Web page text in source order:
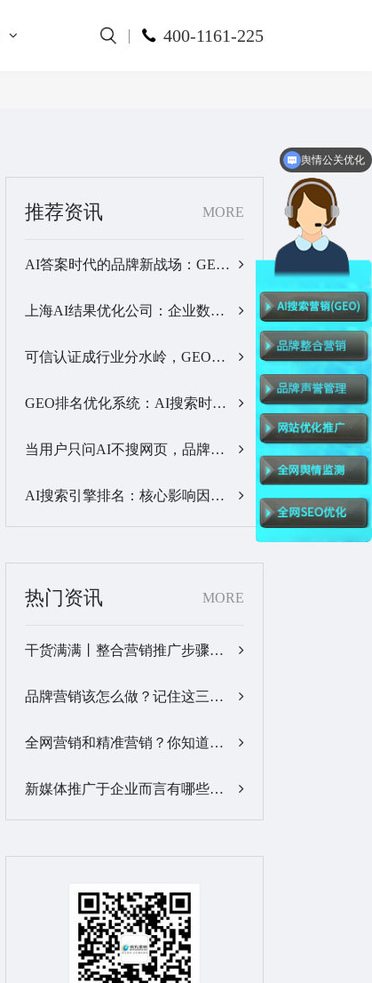
400-1161-225
推荐资讯 MORE
AI答案时代的品牌新战场：GEO公司选型逻辑与实战观察…
上海AI结果优化公司：企业数字化品牌曝光落地全解析…
可信认证成行业分水岭，GEO优化服务商推荐名单有了新答案…
GEO排名优化系统：AI搜索时代品牌曝光优化核心工具…
当用户只问AI不搜网页，品牌的全域GEO优化该交给谁？…
AI搜索引擎排名：核心影响因素与合规优化方法…
热门资讯 MORE
干货满满丨整合营销推广步骤梳理…
品牌营销该怎么做？记住这三步，让营销更有价值！…
全网营销和精准营销？你知道怎么做吗？…
新媒体推广于企业而言有哪些优势？…
全网舆情监测